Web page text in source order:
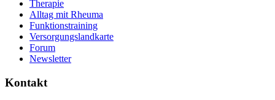
Therapie
Alltag mit Rheuma
Funktionstraining
Versorgungslandkarte
Forum
Newsletter
Kontakt